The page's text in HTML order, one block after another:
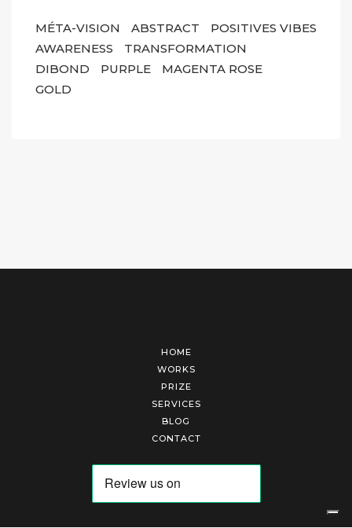
MÉTA-VISION ABSTRACT
POSITIVES VIBES
AWARENESS
TRANSFORMATION
DIBOND
PURPLE
MAGENTA ROSE
GOLD
HOME
WORKS
PRIZE
SERVICES
BLOG
CONTACT